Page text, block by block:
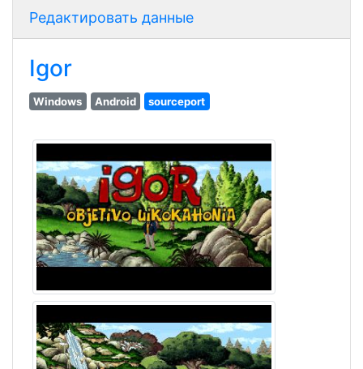
Редактировать данные
Igor
Windows Android sourceport